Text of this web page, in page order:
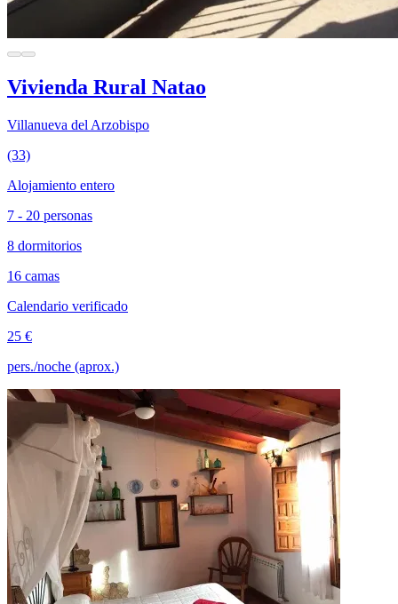
Vivienda Rural Natao
Villanueva del Arzobispo
(33)
Alojamiento entero
7 - 20 personas
8 dormitorios
16 camas
Calendario verificado
25 €
pers./noche (aprox.)